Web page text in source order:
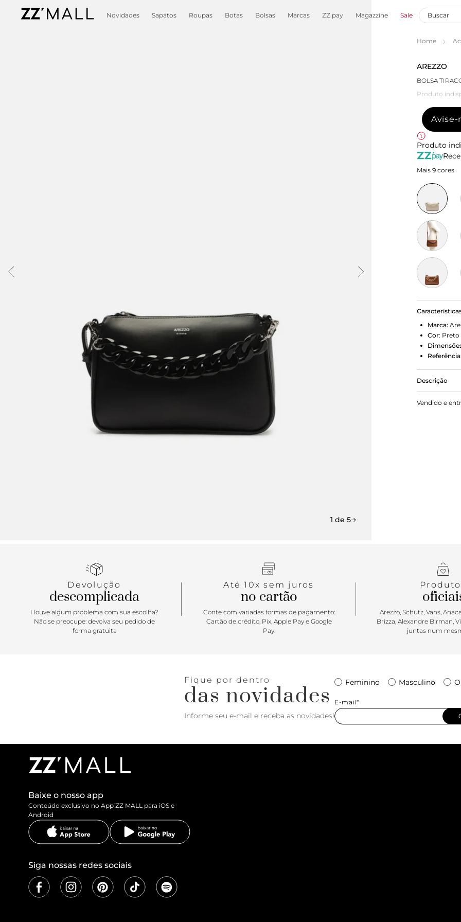
Novidades Sapatos Roupas Botas Bolsas Marcas ZZ pay Magazzine Sale
1 de 5
Home
AREZZO
BOLSA
Produto
Avise-
Produto
Mais 9 cores
Marca:
Cor: Preto
Referência:
Descrição
Bolsa
compacto,
Vendido e
Devolução
descomplicada
Houve algum problema com sua escolha?
Não se preocupe: devolva seu pedido de
forma gratuita
Até 10x sem juros
no cartão
Conte com variadas formas de pagamento:
Cartão de crédito, Pix, Apple Pay e Google
Pay.
Arezzo, Schutz, Vans,
Brizza, Alexandre Birman,
juntas num
Fique por dentro
das novidades
Informe seu e-mail e receba as novidades!
Feminino Masculino
E-mail*
Baixe o nosso app
Conteúdo exclusivo no App ZZ MALL para iOS e
Android
Siga nossas redes sociais